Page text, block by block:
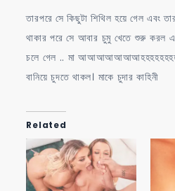
তারপরে সে কিছুটা শিথিল হয়ে গেল এবং
থাকার পরে সে আবার চুমু খেতে শুরু করল
চলে গেল .. মা
বানিয়ে চুদতে থাকল। মাকে চুদার কাহিনী
Related